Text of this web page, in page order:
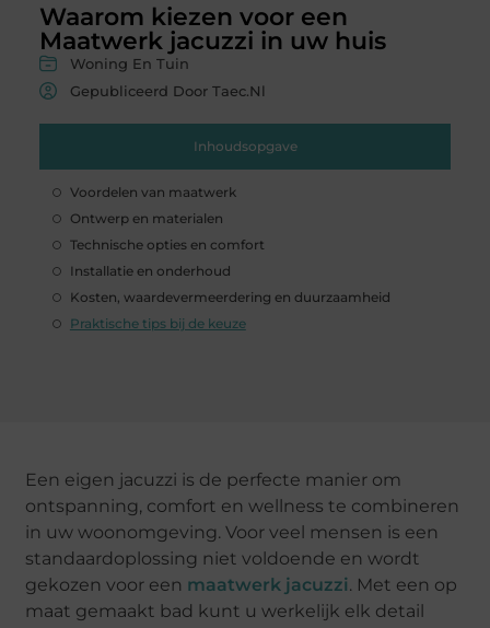
Waarom kiezen voor een
Maatwerk jacuzzi in uw huis
Woning En Tuin
Gepubliceerd Door Taec.nl
Inhoudsopgave
Voordelen van maatwerk
Ontwerp en materialen
Technische opties en comfort
Installatie en onderhoud
Kosten, waardevermeerdering en duurzaamheid
Praktische tips bij de keuze
Een eigen jacuzzi is de perfecte manier om
ontspanning, comfort en wellness te combineren
in uw woonomgeving. Voor veel mensen is een
standaardoplossing niet voldoende en wordt
gekozen voor een maatwerk jacuzzi. Met een op
maat gemaakt bad kunt u werkelijk elk detail